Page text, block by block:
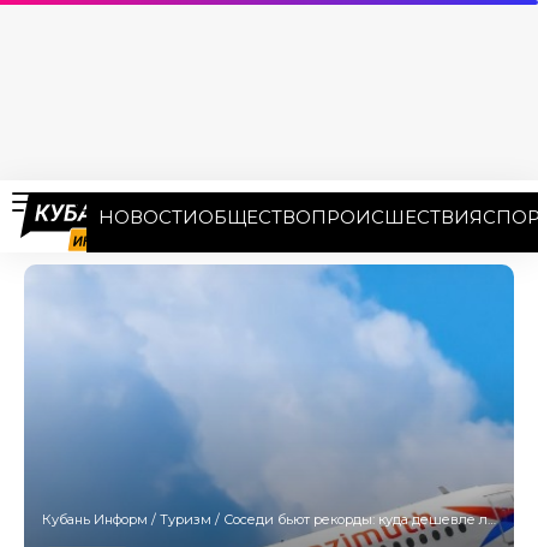
НОВОСТИОБЩЕСТВОПРОИСШЕСТВИЯ
Кубань Информ / Туризм / Соседи бьют рекорды: куда дешевле лететь из Краснодара этим летом